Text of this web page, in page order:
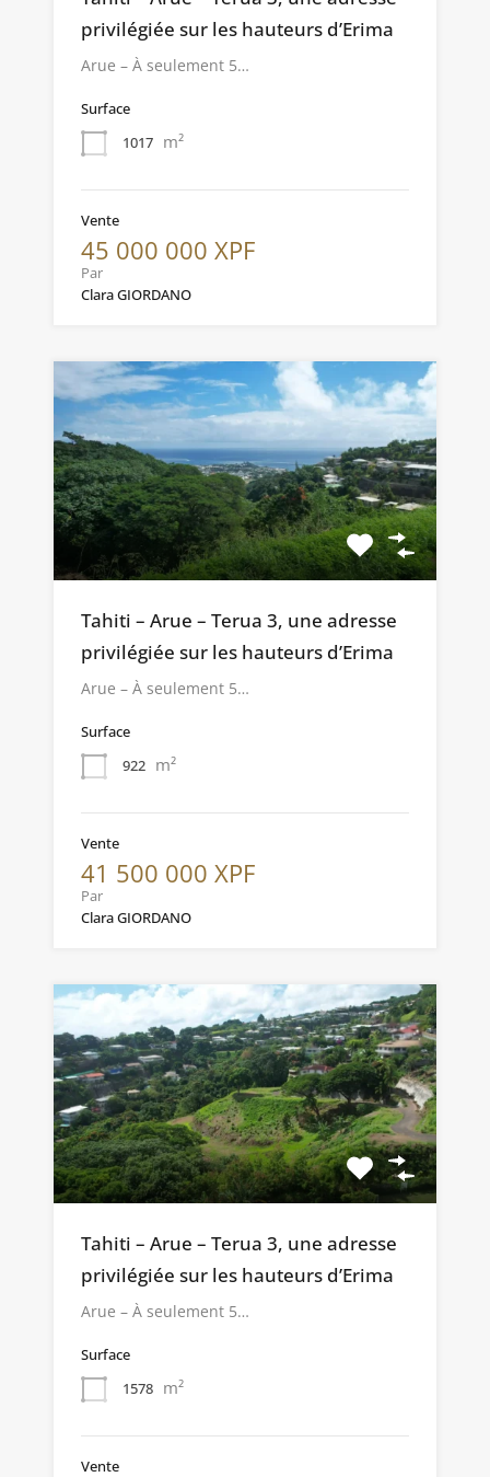
privilégiée sur les hauteurs d’Erima
Arue – À seulement 5…
Surface
1017 m²
Vente
45 000 000 XPF
Par
Clara GIORDANO
Tahiti – Arue – Terua 3, une adresse
privilégiée sur les hauteurs d’Erima
Arue – À seulement 5…
Surface
922 m²
Vente
41 500 000 XPF
Par
Clara GIORDANO
Tahiti – Arue – Terua 3, une adresse
privilégiée sur les hauteurs d’Erima
Arue – À seulement 5…
Surface
1578 m²
Vente